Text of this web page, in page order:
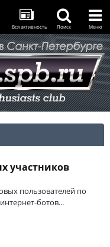
Вся активность Поиск Меню
участников
пользователей по
ботов...